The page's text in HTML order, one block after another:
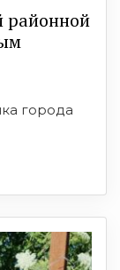
районной
города